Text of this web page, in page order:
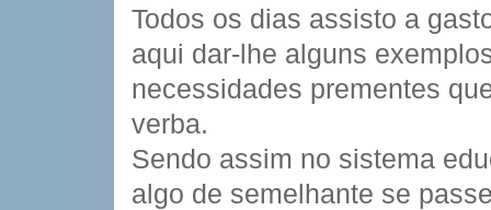
Todos os dias assisto a
aqui dar-lhe alguns
necessidades prementes
verba.
Sendo assim no sistema
algo de semelhante se